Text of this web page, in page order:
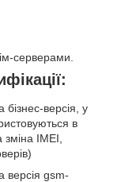
серверами.
версія, у
в
IMEI,
версія gsm-